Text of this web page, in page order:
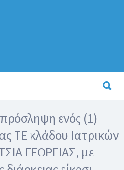
ενός (1)
ΤΕ κλάδου Ιατρικών
ΓΕΩΡΓΙΑΣ, με